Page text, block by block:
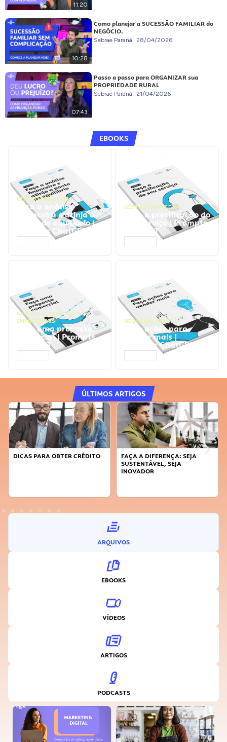
11:20
10:28
Como planejar a SUCESSÃO FAMILIAR do
NEGÓCIO.
Sebrae Paraná 28/04/2026
07:43
Passo a passo para ORGANIZAR sua
PROPRIEDADE RURAL
Sebrae Paraná 21/04/2026
EBOOKS
GESTÃO FINANCEIRA
Faça a análise
financeira e atinja o
ponto de equilíbrio |
Prompts ChatGPT
GESTÃO FINANCEIRA
Faça a precificação do
seu serviço | Prompts
ChatGPT
NEGÓCIOS, PROCESSOS
EMPRESARIAIS
Faça uma proposta
comercial | Prompts
ChatGPT
NEGÓCIOS, VENDAS
Faça ações para
vender mais |
Prompts ChatGPT
ÚLTIMOS ARTIGOS
DICAS PARA OBTER CRÉDITO
FAÇA A DIFERENÇA: SEJA
SUSTENTÁVEL, SEJA
INOVADOR
ARQUIVOS
EBOOKS
VÍDEOS
ARTIGOS
PODCASTS